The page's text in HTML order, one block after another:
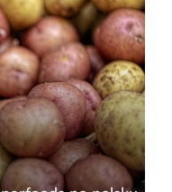
Bio
Naukowo-
sukces
projektów...